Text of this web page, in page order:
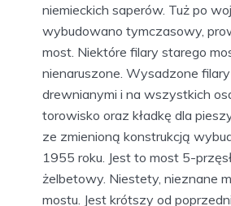
niemieckich saperów. Tuż po
wybudowano tymczasowy,
most. Niektóre filary starego
nienaruszone. Wysadzone
drewnianymi i na wszystkich
torowisko oraz kładkę dla
ze zmienioną konstrukcją
1955 roku. Jest to most 5-
żelbetowy. Niestety, nieznane
mostu. Jest krótszy od